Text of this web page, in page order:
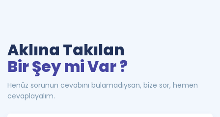
Aklına Takılan
Bir Şey mi Var ?
Henüz sorunun cevabını bulamadıysan, bize sor, hemen
cevaplayalım.